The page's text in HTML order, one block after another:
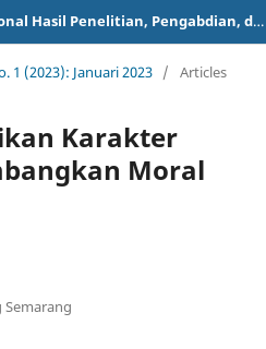
Prosiding Seminar Nasional Hasil Penelitian, Pengabdian, dan Diseminasi
1 (2023): Januari 2023 / Articles
Karakter
Moral